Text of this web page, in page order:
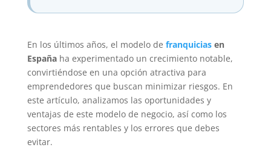
En los últimos años, el modelo de franquiciasen
Españaha experimentado un crecimiento notable,
convirtiéndose en una opción atractiva para
emprendedores que buscan minimizar riesgos. En
este artículo, analizamos las oportunidades y
ventajas de este modelo de negocio, así como los
sectores más rentables y los errores que debes
evitar.